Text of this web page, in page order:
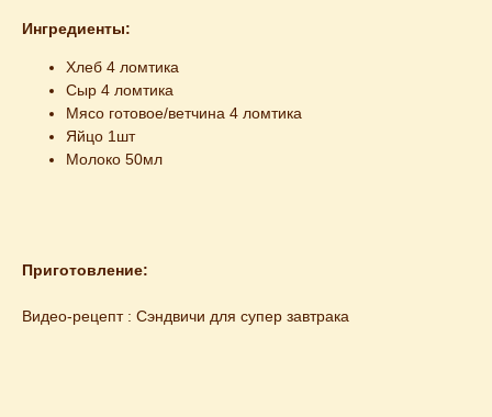
Ингредиенты:
Хлеб 4 ломтика
Сыр 4 ломтика
Мясо готовое/ветчина 4 ломтика
Яйцо 1шт
Молоко 50мл
Приготовление:
Видео-рецепт : Сэндвичи для супер завтрака